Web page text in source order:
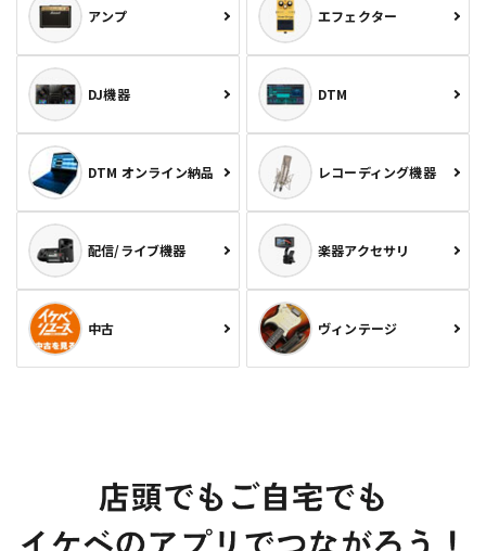
アンプ エフェクター
DJ機器 DTM
DTM オンライン納品 レコーディング機器
配信/ライブ機器 楽器アクセサリ
中古 ヴィンテージ